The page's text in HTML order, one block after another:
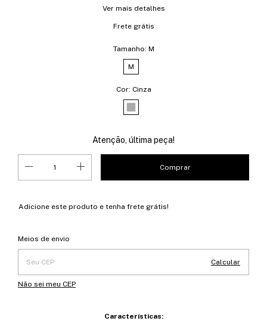
Ver mais detalhes
Frete grátis
Tamanho: M
M
Cor: Cinza
Atenção, última peça!
Adicione este produto e tenha frete grátis!
Entregas para o CEP:
Meios de envio
Calcular
Não sei meu CEP
Características: